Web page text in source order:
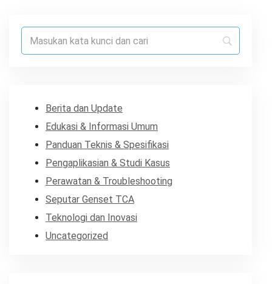
Berita dan Update
Edukasi & Informasi Umum
Panduan Teknis & Spesifikasi
Pengaplikasian & Studi Kasus
Perawatan & Troubleshooting
Seputar Genset TCA
Teknologi dan Inovasi
Uncategorized